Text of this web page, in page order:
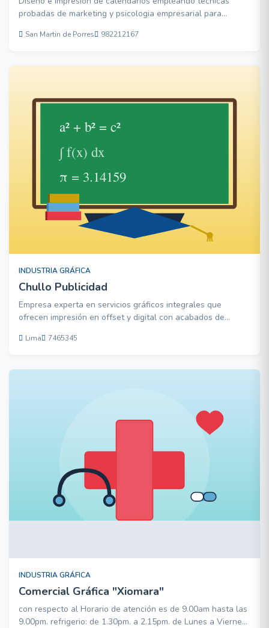
probadas de marketing y psicologia empresarial para
aumentar las ventas con nuestro exclusivo método de 3
San Martin de Porres 982212167
INDUSTRIA GRÁFICA
Chullo Publicidad
Empresa experta en servicios gráficos integrales que
ofrecen impresión en offset y digital con acabados de
Lima 7465345
INDUSTRIA GRÁFICA
Comercial Gráfica "Xiomara"
con respecto al Horario de atención es de 9.00am hasta las
9.00pm. refrigerio: de 1.30pm. a 2.15pm. de Lunes a Viernes